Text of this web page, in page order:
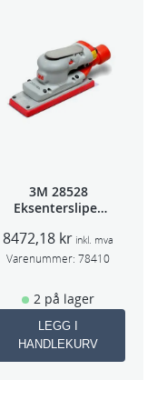
3M 28528
Eksentersliper
3mm slag
70×198
8472,18 kr inkl. mva
Varenummer: 78410
2 på lager
LEGG I
HANDLEKURV